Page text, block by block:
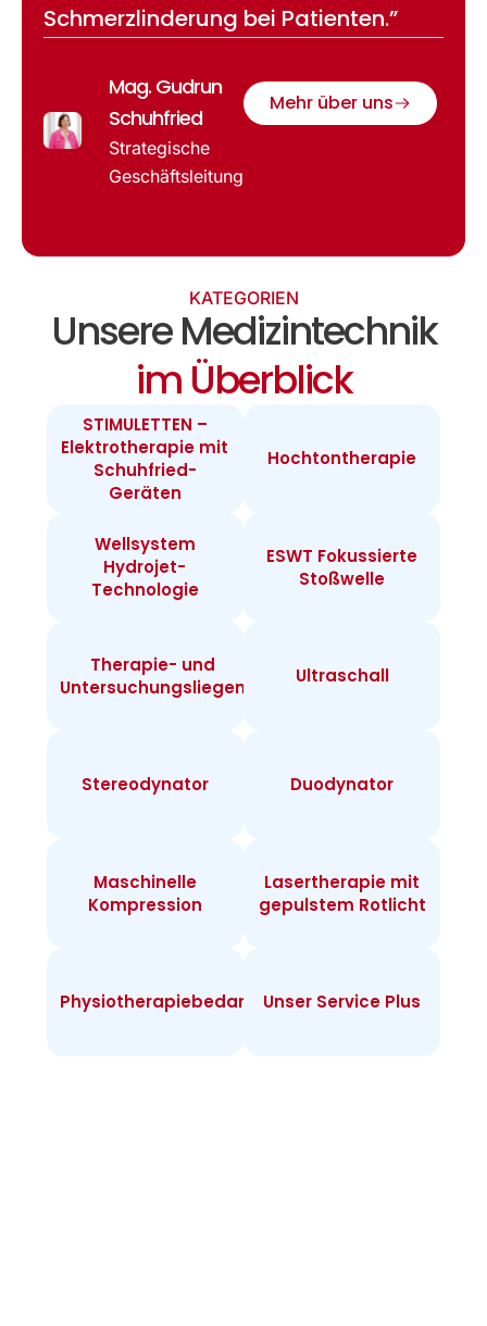
Schmerzlinderung bei Patienten.”
Mag. Gudrun
Schuhfried
Strategische
Geschäftsleitung
Mehr über uns
KATEGORIEN
Unsere Medizintechnik
im Überblick
STIMULETTEN –
Elektrotherapie mit
Schuhfried-
Geräten
Hochtontherapie
Wellsystem
Hydrojet-
Technologie
ESWT Fokussierte
Stoßwelle
Therapie- und
Untersuchungsliegen
Ultraschall
Stereodynator Duodynator
Maschinelle
Kompression
Lasertherapie mit
gepulstem Rotlicht
Physiotherapiebedarf Unser Service Plus